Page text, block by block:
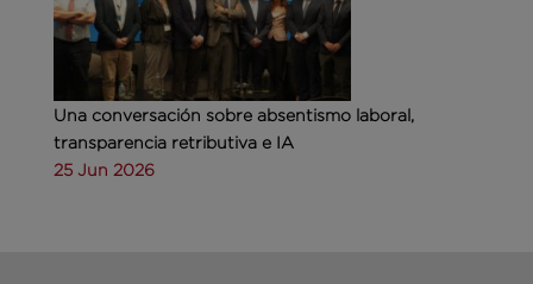
Una conversación sobre absentismo laboral,
transparencia retributiva e IA
25 Jun 2026